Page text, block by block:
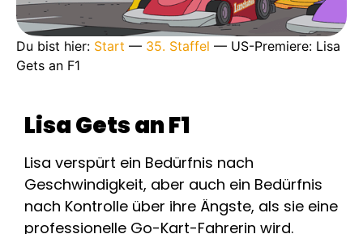
Du bist hier: Start — 35. Staffel — US-Premiere: Lisa
Gets an F1
Lisa Gets an F1
Lisa verspürt ein Bedürfnis nach
Geschwindigkeit, aber auch ein Bedürfnis
nach Kontrolle über ihre Ängste, als sie eine
professionelle Go-Kart-Fahrerin wird.